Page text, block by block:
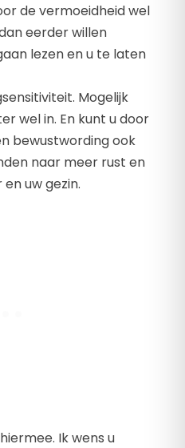
de vermoeidheid wel
eerder willen
lezen en u te laten
Mogelijk
wel in. En kunt u door
bewustwording ook
naar meer rust en
uw gezin.
Ik wens u